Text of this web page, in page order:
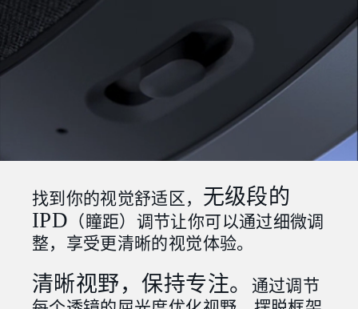
找到你的视觉舒适区， 无级段的
IPD （瞳距）调节让你可以通过细微调
整，享受更清晰的视觉体验。
清晰视野，保持专注。
通过调节